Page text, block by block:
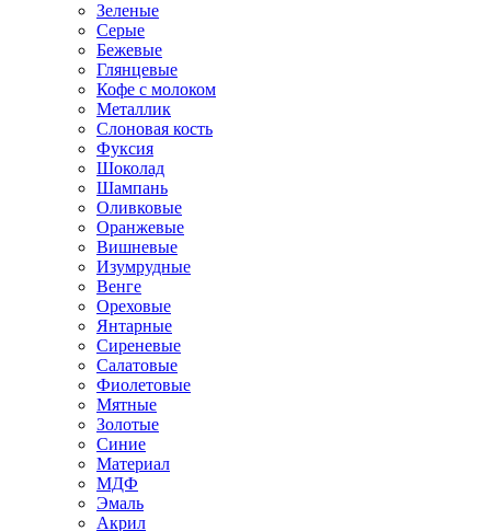
Зеленые
Серые
Бежевые
Глянцевые
Кофе с молоком
Металлик
Слоновая кость
Фуксия
Шоколад
Шампань
Оливковые
Оранжевые
Вишневые
Изумрудные
Венге
Ореховые
Янтарные
Сиреневые
Салатовые
Фиолетовые
Мятные
Золотые
Синие
Материал
МДФ
Эмаль
Акрил